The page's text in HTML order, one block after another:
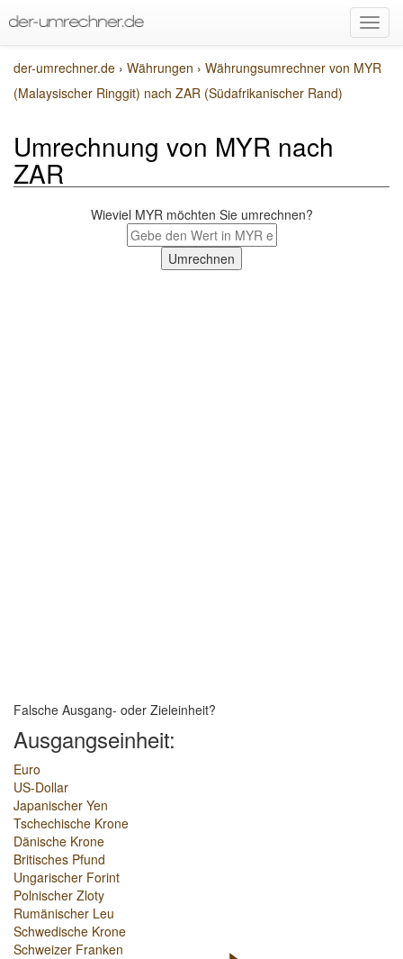
der-umrechner.de › Währungen › Währungsumrechner von MYR
(Malaysischer Ringgit) nach ZAR (Südafrikanischer Rand)
Umrechnung von MYR nach
ZAR
Wieviel MYR möchten Sie umrechnen?
Falsche Ausgang- oder Zieleinheit?
Ausgangseinheit:
Euro
US-Dollar
Japanischer Yen
Tschechische Krone
Dänische Krone
Britisches Pfund
Ungarischer Forint
Polnischer Zloty
Rumänischer Leu
Schwedische Krone
Schweizer Franken